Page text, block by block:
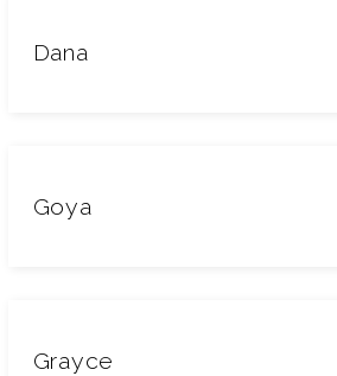
Dana
Goya
Grayce